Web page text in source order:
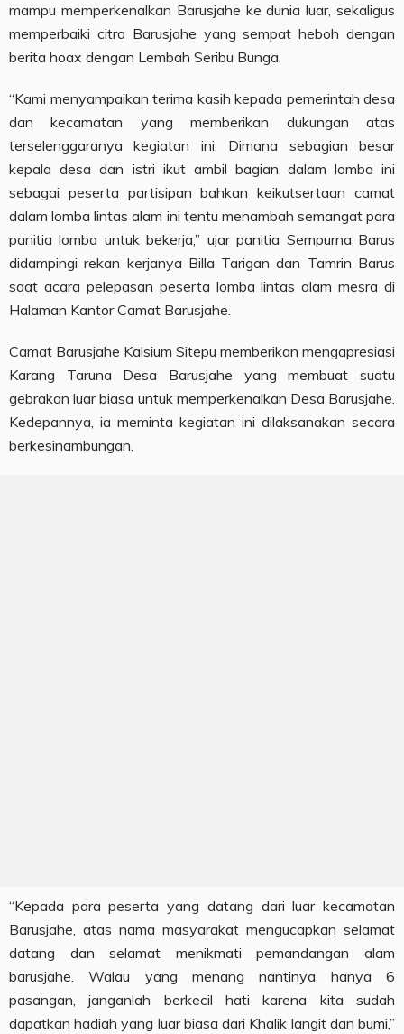
mampu memperkenalkan Barusjahe ke dunia luar, sekaligus
memperbaiki citra Barusjahe yang sempat heboh dengan
berita hoax dengan Lembah Seribu Bunga.
“Kami menyampaikan terima kasih kepada pemerintah desa
dan kecamatan yang memberikan dukungan atas
terselenggaranya kegiatan ini. Dimana sebagian besar
kepala desa dan istri ikut ambil bagian dalam lomba ini
sebagai peserta partisipan bahkan keikutsertaan camat
dalam lomba lintas alam ini tentu menambah semangat para
panitia lomba untuk bekerja,” ujar panitia Sempurna Barus
didampingi rekan kerjanya Billa Tarigan dan Tamrin Barus
saat acara pelepasan peserta lomba lintas alam mesra di
Halaman Kantor Camat Barusjahe.
Camat Barusjahe Kalsium Sitepu memberikan mengapresiasi
Karang Taruna Desa Barusjahe yang membuat suatu
gebrakan luar biasa untuk memperkenalkan Desa Barusjahe.
Kedepannya, ia meminta kegiatan ini dilaksanakan secara
berkesinambungan.
“Kepada para peserta yang datang dari luar kecamatan
Barusjahe, atas nama masyarakat mengucapkan selamat
datang dan selamat menikmati pemandangan alam
barusjahe. Walau yang menang nantinya hanya 6
pasangan, janganlah berkecil hati karena kita sudah
dapatkan hadiah yang luar biasa dari Khalik langit dan bumi,”